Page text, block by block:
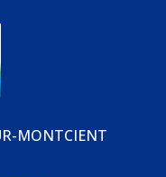
MONTCIENT